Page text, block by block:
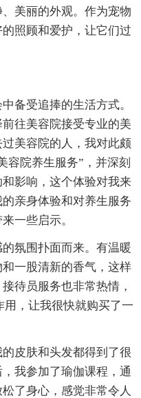
美丽的外观。作为宠物
照顾和爱护，让它们过
备受追捧的生活方式。
往美容院接受专业的美
美容院的人，我对此颇
容院养生服务”，并深刻
影响，这个体验对我来
亲身体验和对养生服务
一些启示。
氛围扑面而来。有温暖
一股清新的香气，这样
待员服务也非常热情，
，让我很快就购买了一
皮肤和头发都得到了很
我参加了瑜伽课程，通
了身心，感觉非常令人